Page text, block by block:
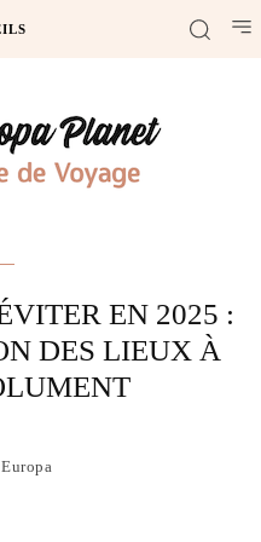
EN 2025 :
DES LIEUX À
Europa